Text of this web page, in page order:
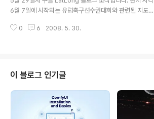
와 있습니다. 그러므로 관심있는 분들은 별도로 다운로드
받은 후, 저장해 두어야 합니다. 아래는 이 KML을 실행시
켜 본 모습입니다. 오스트랠리아 동남부 지역인데, 엄청나
6월 7일에 시작되는 유럽축구선수권대회와 관련된 지도
지도를 클릭하고 들어가보시면, 아래 그림처럼 여러 국기
경기장에 관한 정보, 축구공을 누르면 조편성표 등을 볼 수
있습니다. 이 지도 좌측편을 보면, 팀(국기)나 경기장 정보
를 끄거나 켤 수 있도록 되어있는데, 그 옆에 "Bar/Club"
즉, 술집이나 클럽 정보를 켤 수 있는 체크박스가 있습니다.
이 박스를 누르면 아래 그림처럼 유럽 전역이 술집으로 뒤
0 6 2008. 5. 30.
이 블로그 인기글